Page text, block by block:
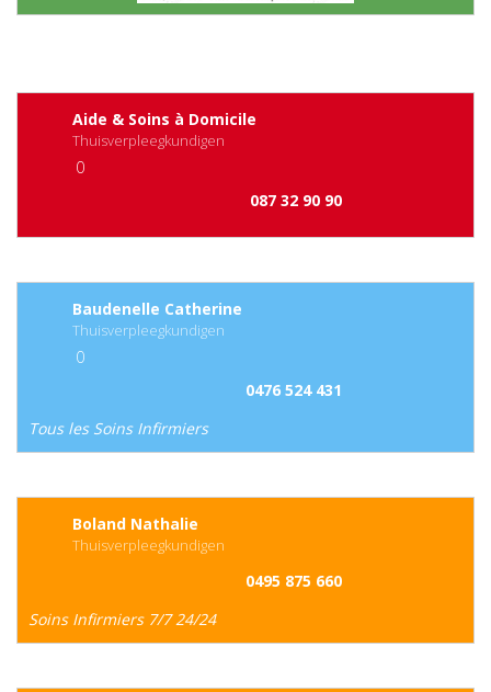
Aide & Soins à Domicile
Thuisverpleegkundigen
0
087 32 90 90
Baudenelle Catherine
Thuisverpleegkundigen
0
0476 524 431
Tous les Soins Infirmiers
Boland Nathalie
Thuisverpleegkundigen
0495 875 660
Soins Infirmiers 7/7 24/24